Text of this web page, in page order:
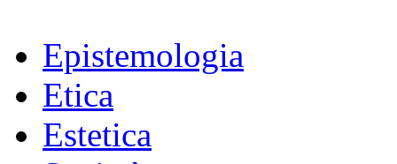
Epistemologia
Etica
Estetica